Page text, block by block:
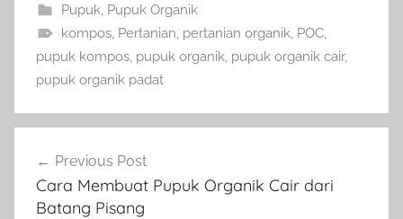
Pupuk, Pupuk Organik
kompos, Pertanian, pertanian organik, POC,
pupuk kompos, pupuk organik, pupuk organik cair,
pupuk organik padat
pos
Previous Post
Cara Membuat Pupuk Organik Cair dari
Batang Pisang